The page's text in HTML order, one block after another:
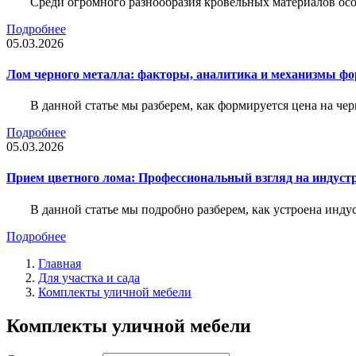
Подробнее
05.03.2026
Лом черного металла: факторы, аналитика и механизмы
В данной статье мы разберем, как формируется цена на
Подробнее
05.03.2026
Прием цветного лома: Профессиональный взгляд на
В данной статье мы подробно разберем, как устроена
Подробнее
Главная
Для участка и сада
Комплекты уличной мебели
Комплекты уличной мебели